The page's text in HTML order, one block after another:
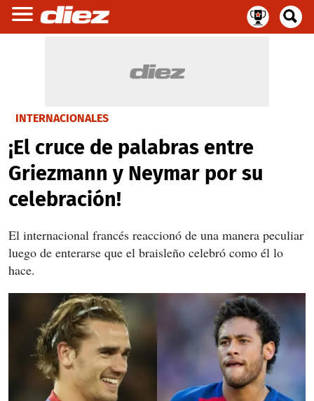
INTERNACIONALES
¡El cruce de palabras entre
Griezmann y Neymar por su
celebración!
El internacional francés reaccionó de una manera peculiar
luego de enterarse que el braisleño celebró como él lo
hace.